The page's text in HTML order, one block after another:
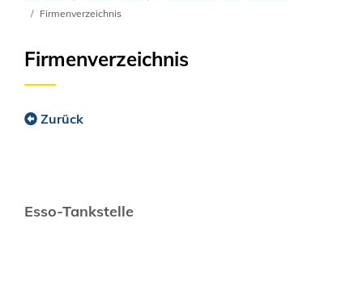
Firmenverzeichnis
Firmenverzeichnis
Zurück
Esso-Tankstelle